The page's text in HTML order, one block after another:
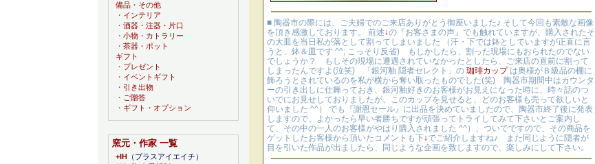
■ 陶器市の際には、ご夫婦でのご来店ありがとう御座いました♪ そして今回も素敵な画像
を頂き感激しております。 前述↓の『お客さまの声』でも触れていますが、購入されたそ
の大皿を当日私が落として割ってしまいました （汗・下では鉢としていますが正直に言
うと、鉢＆皿です ^^; こっそり反省) もしかしたら、割った現場にもおられたのでない
でしょうか？ もしその現場に遭遇されていなかったとしたら、ご来店の直前に割って
しまったんですよ(泣笑) 「銀河釉 隠者セレクト」の 珈琲カップは奥様がＢ級品の棚に
飾ろうとされているのを私が横から奪い取ったものでした(笑) 陶器市期間中はカウンタ
ーの引き出しに仕舞っておき、銀河釉好きのお客様がお見えになった時に、時々話のつ
いでにお見せしておりましたが、このカップを見せると、どのお客様も売って欲しいと
仰いました ^^） でも『謝恩セール』に出品を決めていましたので、陶器市終了後に発表
しますので、よかったら早い者勝ちですが頑張ってトライしてみて下さいとご案内し
て、その中の一人のお客様がやはり購入されました ^^）、ついでですので、その商品を
ゲットしたお客様から頂いたコメントも下↓でご紹介しますね♪ また同じように隠者が
目を引いた作品が出ましたら、同じような企画を致しますので、楽しみにして下さい。
備品・その他
・ インテリア
・ 酒器・注器・片口
・ 小物・カトラリー
・ 茶器・ポット
ギフト
・ プレゼント
・ イベントギフト
・ 引き出物
・ ご贈答
・ ギフト・オプション
窯元・作家 一覧
+IH
（プラスアイエイチ）